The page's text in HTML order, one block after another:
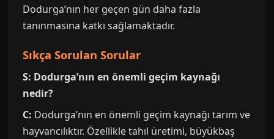
Dodurga’nın her geçen gün daha fazla
tanınmasına katkı sağlamaktadır.
Sıkça Sorulan Sorular
S: Dodurga’nın en önemli geçim kaynağı
nedir?
C: Dodurga’nın en önemli geçim kaynağı tarım ve
hayvancılıktır. Özellikle tahıl üretimi, büyükbaş